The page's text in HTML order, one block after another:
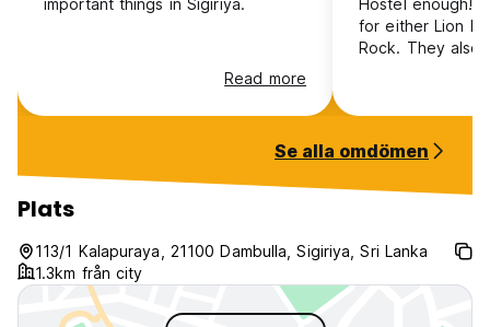
important things in Sigiriya.
Read more
Hostel enough!
for either Lion
Rock. They also
that socialising
Dil who runs the
attentive! If you
chilled vibes,
Se alla omdömen
Plats
113/1 Kalapuraya, 21100 Dambulla, Sigiriya, Sri Lanka
1.3km från city